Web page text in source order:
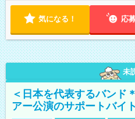
気になる！ 応
未
＜日本を代表するバンド
アー公演のサポートバイ